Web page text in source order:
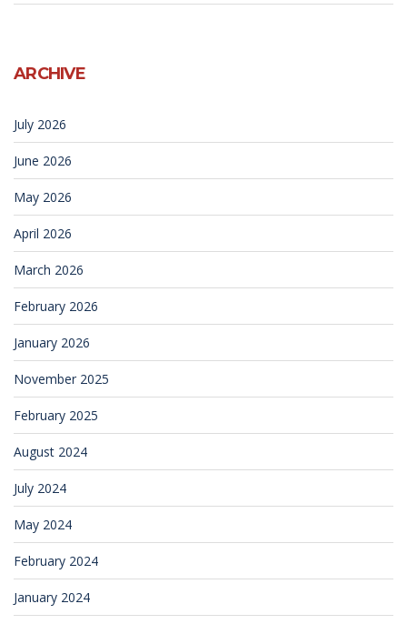
ARCHIVE
July 2026
June 2026
May 2026
April 2026
March 2026
February 2026
January 2026
November 2025
February 2025
August 2024
July 2024
May 2024
February 2024
January 2024